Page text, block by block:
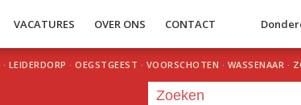
VACATURES OVER ONS CONTACT
· LEIDERDORP · OEGSTGEEST · VOORSCHOTEN · WASSENAAR ·